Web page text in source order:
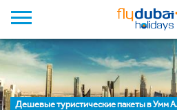
Дешевые туристические пакеты в Умм